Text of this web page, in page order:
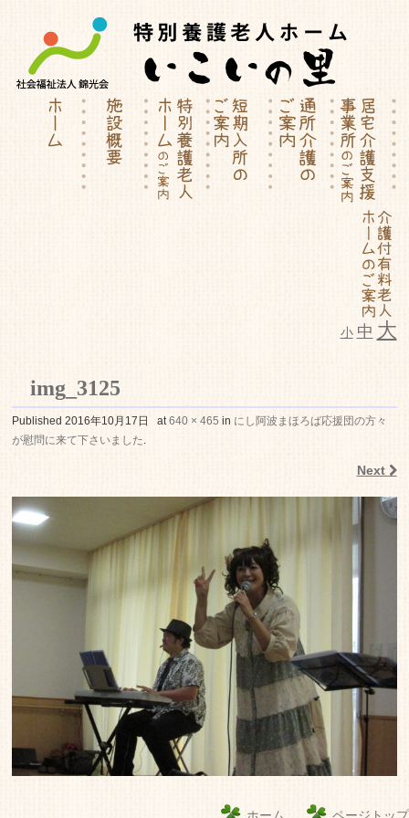
小 中 大
特別養護老人ホーム | 介護付有料
老人ホーム いこいの里
img_3125
Published2016年10月17日 at640 × 465 in にし阿波まほろば応援団の方々
が慰問に来て下さいました.
Next
ホーム ページトップ